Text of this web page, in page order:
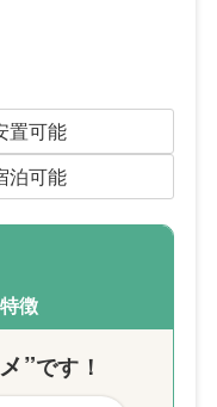
置可能
泊可能
徴
”です！